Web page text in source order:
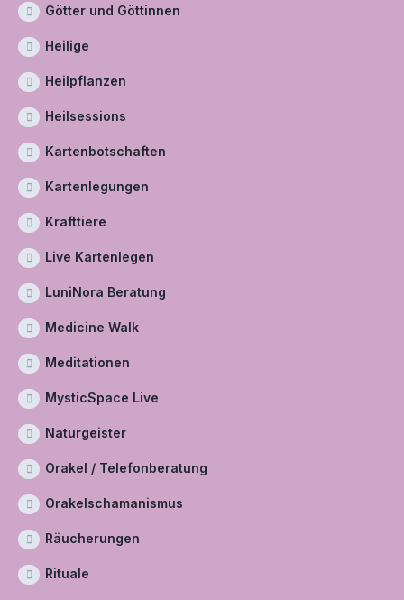
Götter und Göttinnen
Heilige
Heilpflanzen
Heilsessions
Kartenbotschaften
Kartenlegungen
Krafttiere
Live Kartenlegen
LuniNora Beratung
Medicine Walk
Meditationen
MysticSpace Live
Naturgeister
Orakel / Telefonberatung
Orakelschamanismus
Räucherungen
Rituale